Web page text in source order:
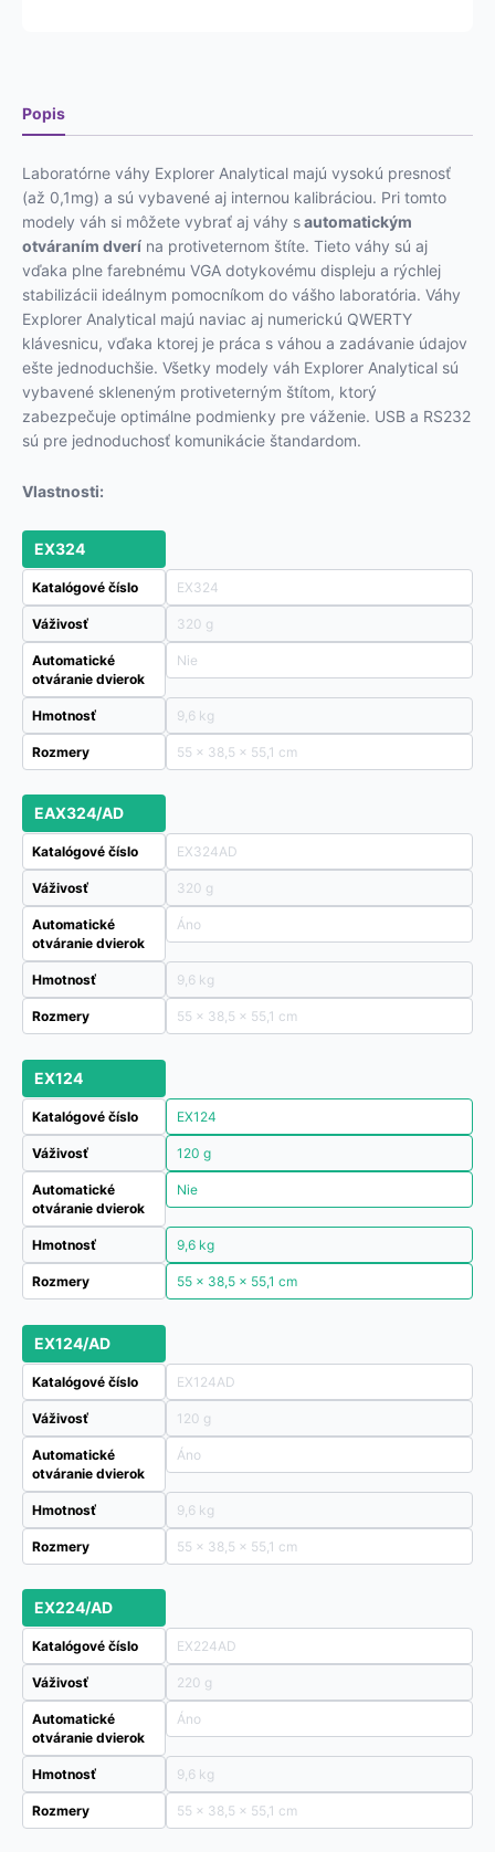
Popis
Laboratórne váhy Explorer Analytical majú vysokú presnosť
(až 0,1mg) a sú vybavené aj internou kalibráciou. Pri tomto
modely váh si môžete vybrať aj váhy sautomatickým
otváraním dverí na protiveternom štíte. Tieto váhy sú aj
vďaka plne farebnému VGA dotykovému displeju a rýchlej
stabilizácii ideálnym pomocníkom do vášho laboratória. Váhy
Explorer Analytical majú naviac aj numerickú QWERTY
klávesnicu, vďaka ktorej je práca s váhou a zadávanie údajov
ešte jednoduchšie. Všetky modely váh Explorer Analytical sú
vybavené skleneným protiveterným štítom, ktorý
zabezpečuje optimálne podmienky pre váženie. USB a RS232
sú pre jednoduchosť komunikácie štandardom.
Vlastnosti:
EX324
Katalógové číslo EX324
Váživosť 320 g
Automatické
otváranie dvierok
Nie
Hmotnosť 9,6 kg
Rozmery 55 × 38,5 × 55,1 cm
EAX324/AD
Katalógové číslo EX324AD
Váživosť 320 g
Automatické
otváranie dvierok
Áno
Hmotnosť 9,6 kg
Rozmery 55 × 38,5 × 55,1 cm
EX124
Katalógové číslo EX124
Váživosť 120 g
Automatické
otváranie dvierok
Nie
Hmotnosť 9,6 kg
Rozmery 55 × 38,5 × 55,1 cm
EX124/AD
Katalógové číslo EX124AD
Váživosť 120 g
Automatické
otváranie dvierok
Áno
Hmotnosť 9,6 kg
Rozmery 55 × 38,5 × 55,1 cm
EX224/AD
Katalógové číslo EX224AD
Váživosť 220 g
Automatické
otváranie dvierok
Áno
Hmotnosť 9,6 kg
Rozmery 55 × 38,5 × 55,1 cm